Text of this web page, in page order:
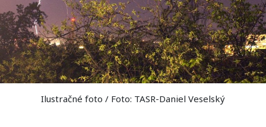
Ilustračné foto / Foto: TASR-Daniel Veselský